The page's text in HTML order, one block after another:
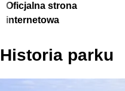
Oficjalna strona
internetowa
Historia parku